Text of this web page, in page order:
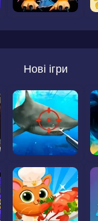
Нові ігри